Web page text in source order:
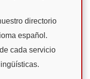
directorio
español.
cada servicio